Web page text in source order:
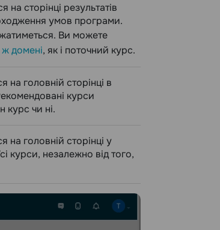
сторінці результатів
умов програми.
Ви можете
домені, як і поточний курс.
на головній сторінці в
курси
курс чи ні.
на головній сторінці у
курси, незалежно від того,